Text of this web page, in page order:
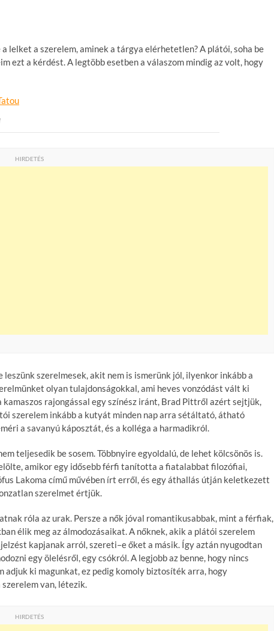
lelket a szerelem, aminek a tárgya elérhetetlen? A plátói, soha be
ezt a kérdést. A legtöbb esetben a válaszom mindig az volt, hogy
HIRDETÉS
szerelmesek, akit nem is ismerünk jól, ilyenkor inkább a
olyan tulajdonságokkal, ami heves vonzódást vált ki
rajongással egy színész iránt, Brad Pittről azért sejtjük,
szerelem inkább a kutyát minden nap arra sétáltató, átható
a savanyú káposztát, és a kolléga a harmadikról.
teljesedik be sosem. Többnyire egyoldalú, de lehet kölcsönös is.
amikor egy idősebb férfi tanította a fiatalabbat filozófiai,
Lakoma című művében írt erről, és egy áthallás útján keletkezett
szerelmet értjük.
róla az urak. Persze a nők jóval romantikusabbak, mint a férfiak,
élik meg az álmodozásaikat. A nőknek, akik a plátói szerelem
kapjanak arról, szereti–e őket a másik. Így aztán nyugodtan
egy ölelésről, egy csókról. A legjobb az benne, hogy nincs
adjuk ki magunkat, ez pedig komoly biztosíték arra, hogy
szerelem van, létezik.
HIRDETÉS